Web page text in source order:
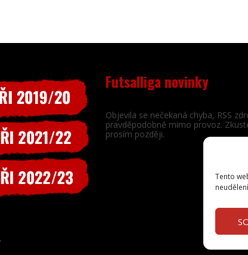
Tento
Futsalliga novinky
Objevila se nečekaná chyba, RSS
pravděpodobně mimo provoz.
prosím později.